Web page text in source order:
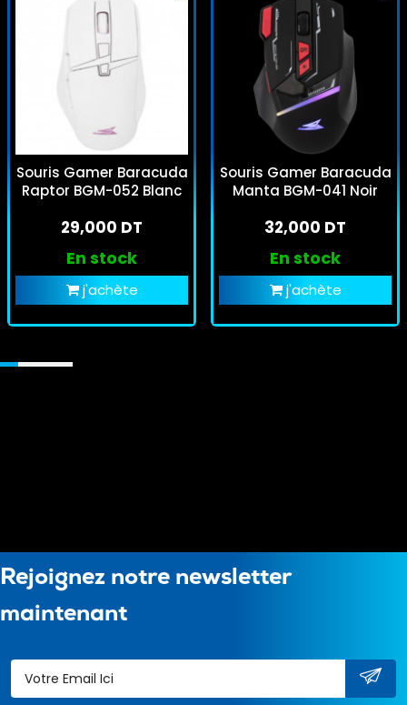
Souris Gamer Baracuda
Raptor BGM-052 Blanc
29,000 DT
En stock
j'achète
Souris Gamer Baracuda
Manta BGM-041 Noir
32,000 DT
En stock
j'achète
Rejoignez notre newsletter
maintenant